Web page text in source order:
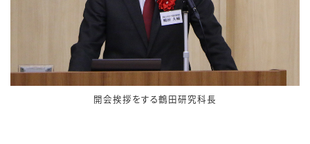
開会挨拶をする鶴田研究科長